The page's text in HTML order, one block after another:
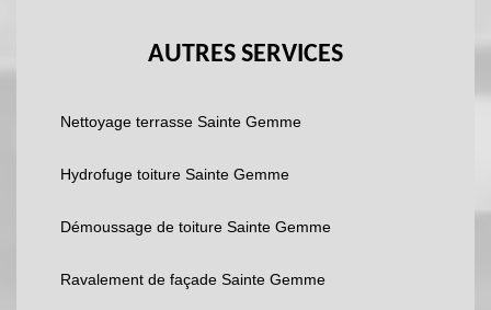
AUTRES SERVICES
Nettoyage terrasse Sainte Gemme
Hydrofuge toiture Sainte Gemme
Démoussage de toiture Sainte Gemme
Ravalement de façade Sainte Gemme